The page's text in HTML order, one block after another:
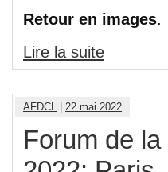
Retour en images.
Lire la suite
AFDCL 22 mai 2022
Forum de